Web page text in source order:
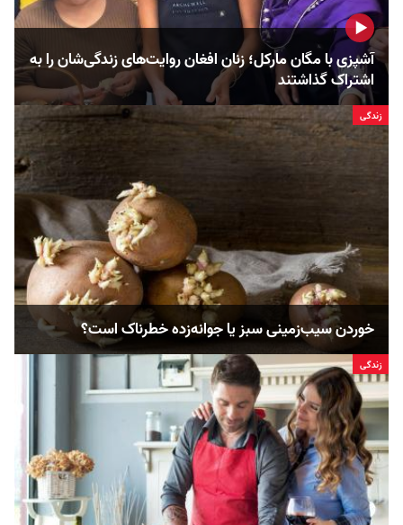
آشپزی با مگان مارکل؛ زنان افغان روایت‌های زندگی‌شان را به
اشتراک گذاشتند
زندگی
خوردن سیب‌زمینی‌ سبز یا جوانه‌زده خطرناک است؟
زندگی